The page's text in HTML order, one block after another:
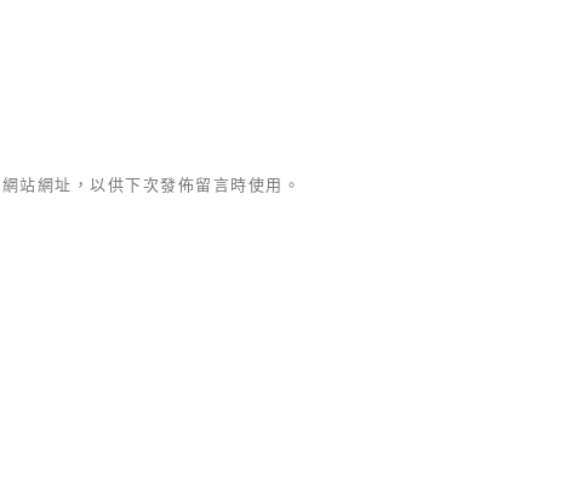
站網址，以供下次發佈留言時使用。